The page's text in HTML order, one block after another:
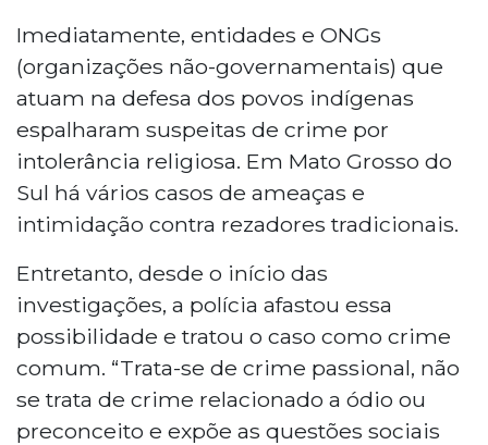
Imediatamente, entidades e ONGs
(organizações não-governamentais) que
atuam na defesa dos povos indígenas
espalharam suspeitas de crime por
intolerância religiosa. Em Mato Grosso do
Sul há vários casos de ameaças e
intimidação contra rezadores tradicionais.
Entretanto, desde o início das
investigações, a polícia afastou essa
possibilidade e tratou o caso como crime
comum. “Trata-se de crime passional, não
se trata de crime relacionado a ódio ou
preconceito e expõe as questões sociais